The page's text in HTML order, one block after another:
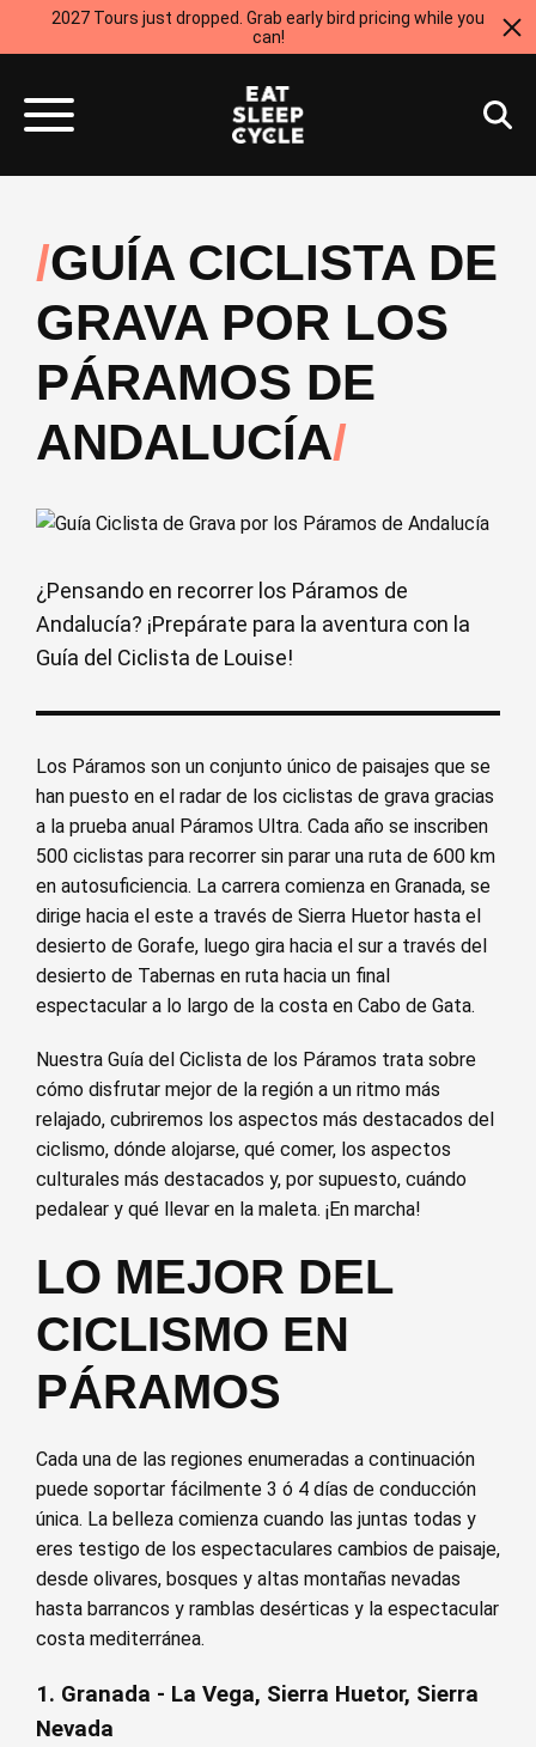
2027 Tours just dropped. Grab early bird pricing while you
can!
GUÍA CICLISTA DE
GRAVA POR LOS
PÁRAMOS DE
ANDALUCÍA
¿Pensando en recorrer los Páramos de
Andalucía? ¡Prepárate para la aventura con la
Guía del Ciclista de Louise!
Los Páramos son un conjunto único de paisajes que se
han puesto en el radar de los ciclistas de grava gracias
a la prueba anual Páramos Ultra. Cada año se inscriben
500 ciclistas para recorrer sin parar una ruta de 600 km
en autosuficiencia. La carrera comienza en Granada, se
dirige hacia el este a través de Sierra Huetor hasta el
desierto de Gorafe, luego gira hacia el sur a través del
desierto de Tabernas en ruta hacia un final
espectacular a lo largo de la costa en Cabo de Gata.
Nuestra Guía del Ciclista de los Páramos trata sobre
cómo disfrutar mejor de la región a un ritmo más
relajado, cubriremos los aspectos más destacados del
ciclismo, dónde alojarse, qué comer, los aspectos
culturales más destacados y, por supuesto, cuándo
pedalear y qué llevar en la maleta. ¡En marcha!
LO MEJOR DEL
CICLISMO EN
PÁRAMOS
Cada una de las regiones enumeradas a continuación
puede soportar fácilmente 3 ó 4 días de conducción
única. La belleza comienza cuando las juntas todas y
eres testigo de los espectaculares cambios de paisaje,
desde olivares, bosques y altas montañas nevadas
hasta barrancos y ramblas desérticas y la espectacular
costa mediterránea.
1. Granada - La Vega, Sierra Huetor, Sierra
Nevada